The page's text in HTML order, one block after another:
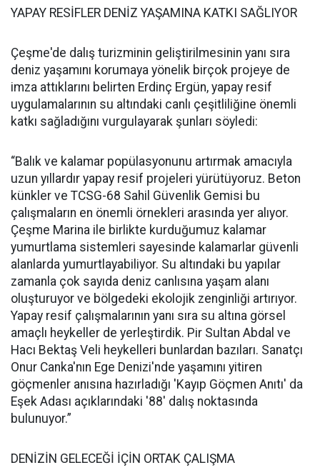
YAPAY RESİFLER DENİZ YAŞAMINA KATKI SAĞLIYOR
Çeşme'de dalış turizminin geliştirilmesinin yanı sıra
deniz yaşamını korumaya yönelik birçok projeye de
imza attıklarını belirten Erdinç Ergün, yapay resif
uygulamalarının su altındaki canlı çeşitliliğine önemli
katkı sağladığını vurgulayarak şunları söyledi:
“Balık ve kalamar popülasyonunu artırmak amacıyla
uzun yıllardır yapay resif projeleri yürütüyoruz. Beton
künkler ve TCSG-68 Sahil Güvenlik Gemisi bu
çalışmaların en önemli örnekleri arasında yer alıyor.
Çeşme Marina ile birlikte kurduğumuz kalamar
yumurtlama sistemleri sayesinde kalamarlar güvenli
alanlarda yumurtlayabiliyor. Su altındaki bu yapılar
zamanla çok sayıda deniz canlısına yaşam alanı
oluşturuyor ve bölgedeki ekolojik zenginliği artırıyor.
Yapay resif çalışmalarının yanı sıra su altına görsel
amaçlı heykeller de yerleştirdik. Pir Sultan Abdal ve
Hacı Bektaş Veli heykelleri bunlardan bazıları. Sanatçı
Onur Canka'nın Ege Denizi'nde yaşamını yitiren
göçmenler anısına hazırladığı 'Kayıp Göçmen Anıtı' da
Eşek Adası açıklarındaki '88' dalış noktasında
bulunuyor.”
DENİZİN GELECEĞİ İÇİN ORTAK ÇALIŞMA